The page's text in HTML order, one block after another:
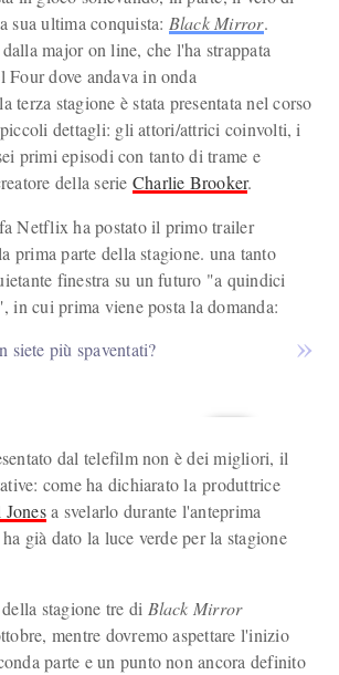
sua ultima conquista: Black Mirror.
major on line, che l'ha strappata
Four dove andava in onda
terza stagione è stata presentata nel corso
dettagli: gli attori/attrici coinvolti, i
primi episodi con tanto di trame e
della serie Charlie Brooker.
Netflix ha postato il primo trailer
prima parte della stagione. una tanto
finestra su un futuro "a quindici
in cui prima viene posta la domanda:
siete più spaventati?
dal telefilm non è dei migliori, il
come ha dichiarato la produttrice
a svelarlo durante l'anteprima
già dato la luce verde per la stagione
stagione tre di Black Mirror
mentre dovremo aspettare l'inizio
parte e un punto non ancora definito